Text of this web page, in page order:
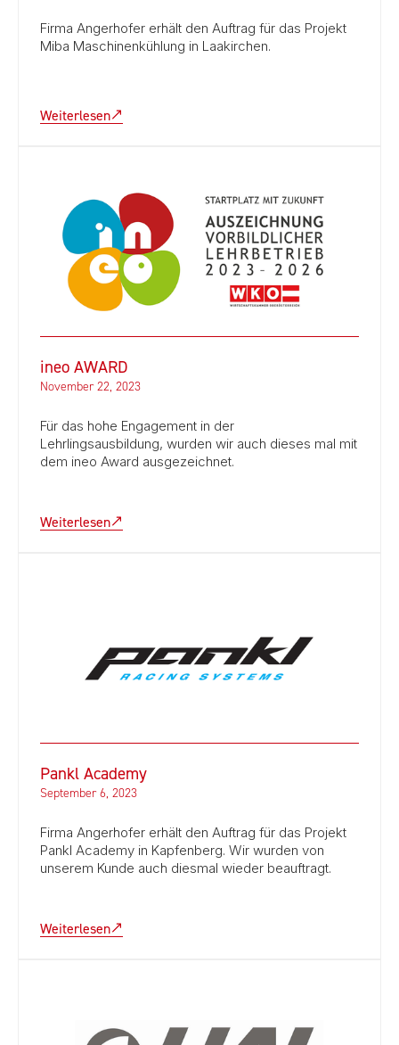
Firma Angerhofer erhält den Auftrag für das Projekt
Miba Maschinenkühlung in Laakirchen.
Weiterlesen
ineo AWARD
November 22, 2023
Für das hohe Engagement in der
Lehrlingsausbildung, wurden wir auch dieses mal mit
dem ineo Award ausgezeichnet.
Weiterlesen
Pankl Academy
September 6, 2023
Firma Angerhofer erhält den Auftrag für das Projekt
Pankl Academy in Kapfenberg. Wir wurden von
unserem Kunde auch diesmal wieder beauftragt.
Weiterlesen